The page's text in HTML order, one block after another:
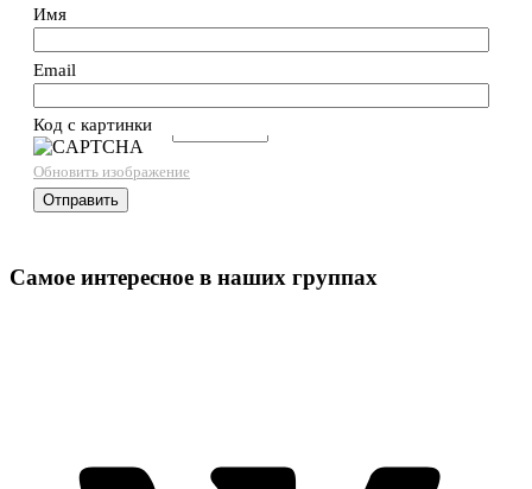
Имя
Email
Код с картинки→
Обновить изображение
Самое интересное в наших группах